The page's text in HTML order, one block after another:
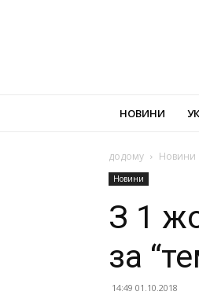
НОВИНИ
додому Новини
Новини
З 1
за
14:49 01.10.2018